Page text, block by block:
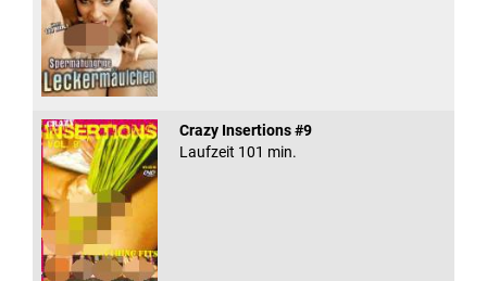
Crazy Insertions #9
Laufzeit 101 min.